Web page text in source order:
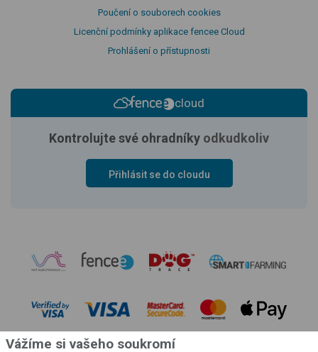
Poučení o souborech cookies
Licenční podmínky aplikace fencee Cloud
Prohlášení o přístupnosti
cloud
Kontrolujte své ohradníky odkudkoliv
Přihlásit se do cloudu
Vážíme si vašeho soukromí